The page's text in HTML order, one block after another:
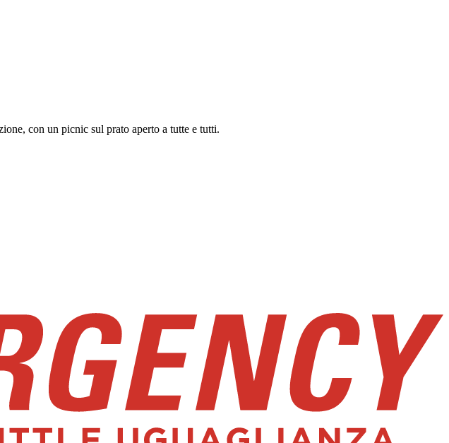
con un picnic sul prato aperto a tutte e tutti.